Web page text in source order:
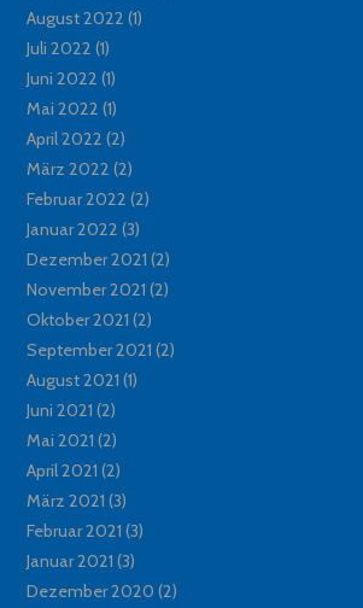
August 2022 (1)
Juli 2022 (1)
Juni 2022 (1)
Mai 2022 (1)
April 2022 (2)
März 2022 (2)
Februar 2022 (2)
Januar 2022 (3)
Dezember 2021 (2)
November 2021 (2)
Oktober 2021 (2)
September 2021 (2)
August 2021 (1)
Juni 2021 (2)
Mai 2021 (2)
April 2021 (2)
März 2021 (3)
Februar 2021 (3)
Januar 2021 (3)
Dezember 2020 (2)